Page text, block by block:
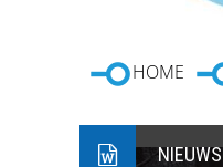
HOME
NIEUWS